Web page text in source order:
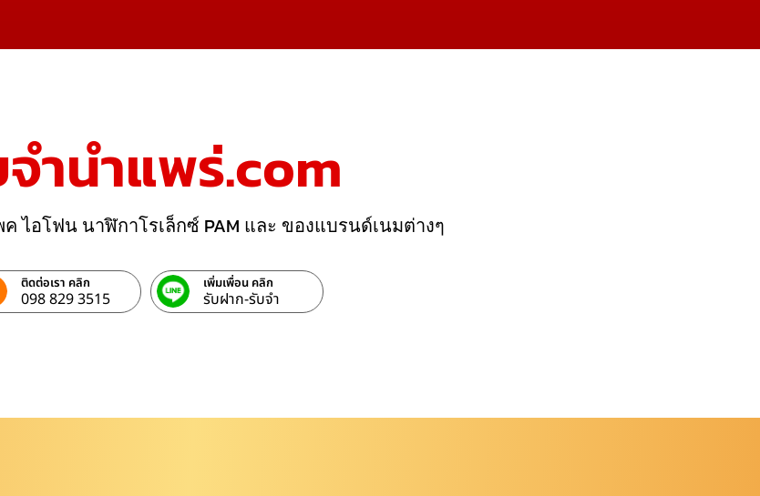
านําแพร่.com
ไอโฟน นาฬิกาโรเล็กซ์ PAM และ ของแบรนด์เนมต่างๆ
ติดต่อเรา คลิก
098 829 3515
เพิ่มเพื่อน คลิก
รับฝาก-รับจํา